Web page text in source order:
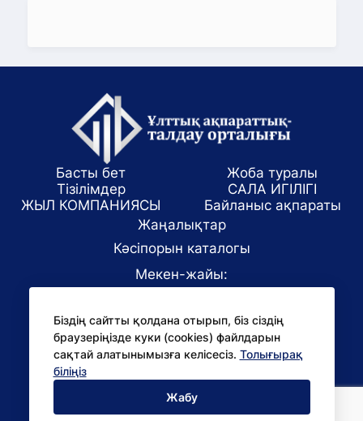
Біздің сайтты қолдана отырып, біз сіздің
браузеріңізде куки (cookies) файлдарын
сақтай алатынымызға келісесіз. Толығырақ
біліңіз
Жабу
Басты бет
Жоба туралы
Тізілімдер
САЛА ИГІЛІГІ
ЖЫЛ КОМПАНИЯСЫ
Байланыс ақпараты
Жаңалықтар
Кәсіпорын каталогы
Мекен-жайы:
E-mail:
office@niac.kz
pr@niac.kz